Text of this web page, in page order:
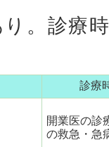
。診療
診療
開業医の診
の救急・急